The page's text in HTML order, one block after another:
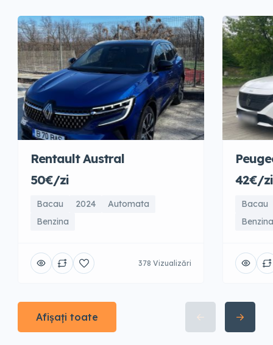
Rentault Austral
50€/zi
Bacau 2024
Automata
Benzina
378 Vizualizări
42€/zi
Bacau
Benzina
Afișați toate